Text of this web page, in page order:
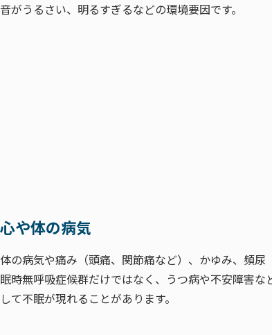
音がうるさい、明るすぎるなどの環境要因です。
心や体の病気
体の病気や痛み（頭痛、関節痛など）、かゆみ、頻
眠時無呼吸症候群だけではなく、うつ病や不安障害な
して不眠が現れることがあります。